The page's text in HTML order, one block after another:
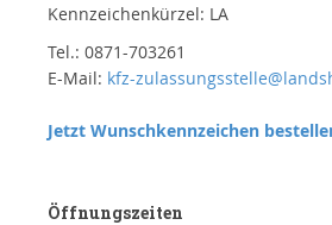
Kennzeichenkürzel: LA
Tel.: 0871-703261
E-Mail: kfz-
Jetzt Wunschkennzeichen
Öffnungszeiten